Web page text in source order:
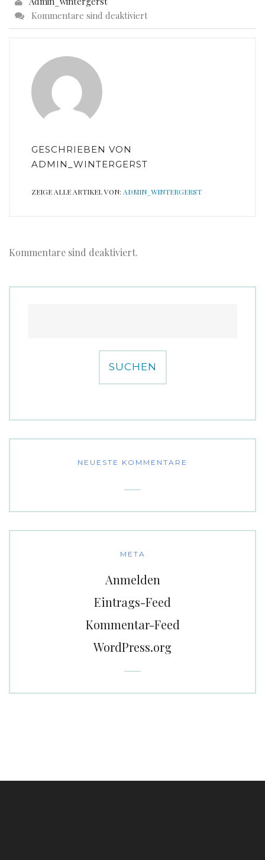
Kommentare sind deaktiviert
GESCHRIEBEN VON
ADMIN_WINTERGERST
ZEIGE ALLE ARTIKEL VON: ADMIN_WINTERGERST
Kommentare sind deaktiviert.
NEUESTE KOMMENTARE
META
Anmelden
Eintrags-Feed
Kommentar-Feed
WordPress.org